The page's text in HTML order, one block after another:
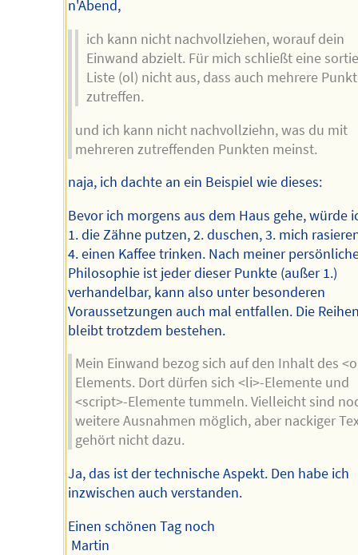
n'Abend,
ich kann nicht nachvollziehen, worauf dein
Einwand abzielt. Für mich schließt eine
Liste (ol) nicht aus, dass auch mehrere
zutreffen.
und ich kann nicht nachvollziehn, was du mit
mehreren zutreffenden Punkten meinst.
naja, ich dachte an ein Beispiel wie dieses:
Bevor ich morgens aus dem Haus gehe, würde
1. die Zähne putzen, 2. duschen, 3. mich
4. einen Kaffee trinken. Nach meiner
Philosophie ist jeder dieser Punkte (außer 1.)
verhandelbar, kann also unter besonderen
Voraussetzungen auch mal entfallen. Die
bleibt trotzdem bestehen.
Mein Einwand bezog sich auf den Inhalt des
Elements. Dort dürfen sich <li>-Elemente und
<script>-Elemente tummeln. Vielleicht sind
weitere Ausnahmen möglich, aber nackiger
gehört nicht dazu.
Ja, das ist der technische Aspekt. Den habe ich
inzwischen auch verstanden.
Einen schönen Tag noch
Martin